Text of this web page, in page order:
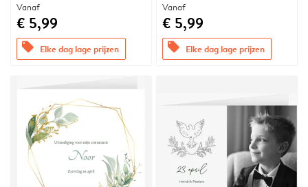
Vanaf
€ 5,99
offers Elke dag lage prijzen
Vanaf
€ 5,99
offers Elke dag lage prijzen